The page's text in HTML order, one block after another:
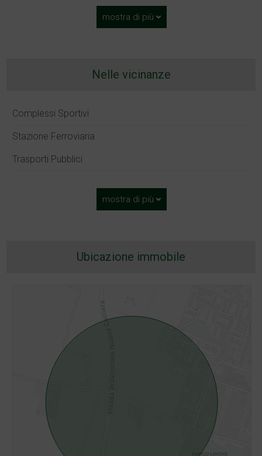
mostra di più
Nelle vicinanze
Complessi Sportivi
Stazione Ferroviaria
Trasporti Pubblici
mostra di più
Ubicazione immobile